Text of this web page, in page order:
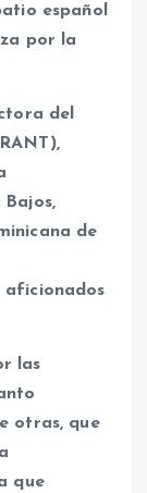
español
por la
del
de
aficionados
las
otras, que
que